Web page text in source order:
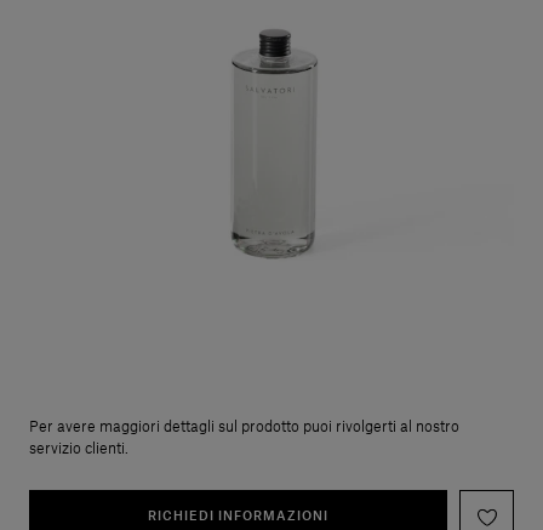
Per avere maggiori dettagli sul prodotto puoi rivolgerti al nostro
servizio clienti.
RICHIEDI INFORMAZIONI